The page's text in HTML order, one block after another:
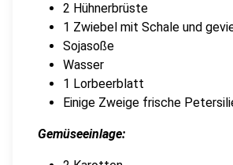
2 Hühnerbrüste
1 Zwiebel mit Schale und
Sojasoße
Wasser
1 Lorbeerblatt
Einige Zweige frische
Gemüseeinlage: